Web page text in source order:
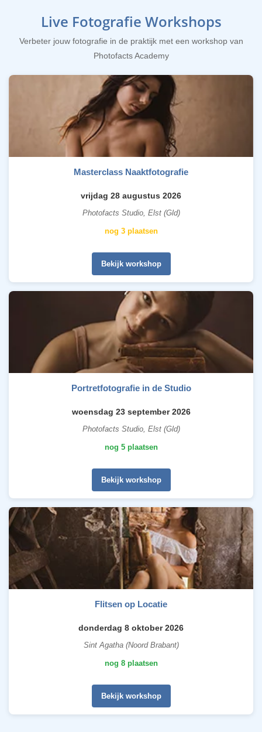
Live Fotografie Workshops
Verbeter jouw fotografie in de praktijk met een workshop van
Photofacts Academy
Masterclass Naaktfotografie
vrijdag 28 augustus 2026
Photofacts Studio, Elst (Gld)
nog 3 plaatsen
Bekijk workshop
Portretfotografie in de Studio
woensdag 23 september 2026
Photofacts Studio, Elst (Gld)
nog 5 plaatsen
Bekijk workshop
Flitsen op Locatie
donderdag 8 oktober 2026
Sint Agatha (Noord Brabant)
nog 8 plaatsen
Bekijk workshop